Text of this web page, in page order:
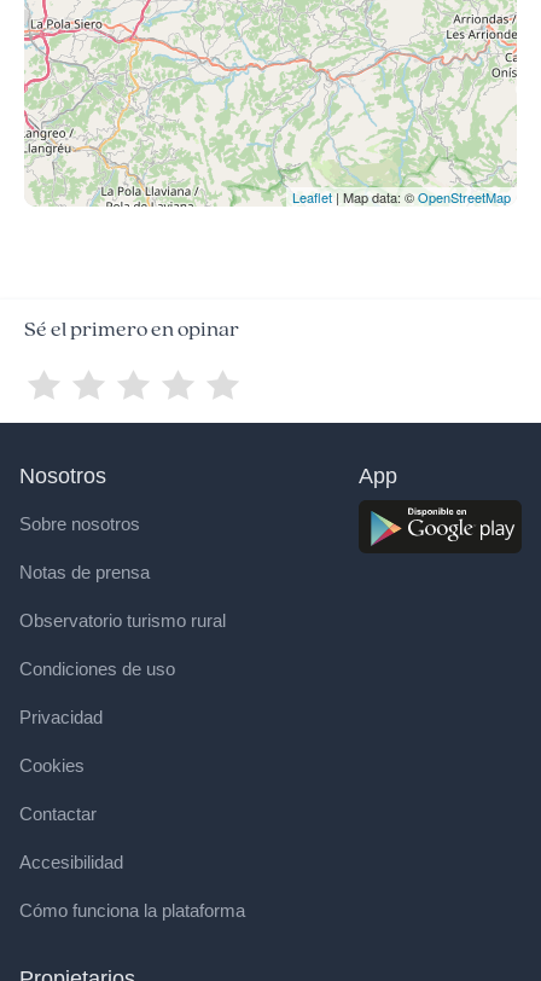
Leaflet| Map data: ©OpenStreetMap
Sé el primero en opinar
Nosotros
Sobre nosotros
Notas de prensa
Observatorio turismo rural
Condiciones de uso
Privacidad
Cookies
Contactar
Accesibilidad
Cómo funciona la plataforma
App